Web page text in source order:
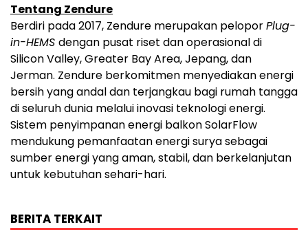
Tentang Zendure
Berdiri pada 2017, Zendure merupakan peloporPlug-
in-HEMS dengan pusat riset dan operasional di
Silicon Valley, Greater Bay Area, Jepang, dan
Jerman. Zendure berkomitmen menyediakan energi
bersih yang andal dan terjangkau bagi rumah tangga
di seluruh dunia melalui inovasi teknologi energi.
Sistem penyimpanan energi balkon SolarFlow
mendukung pemanfaatan energi surya sebagai
sumber energi yang aman, stabil, dan berkelanjutan
untuk kebutuhan sehari-hari.
BERITA TERKAIT